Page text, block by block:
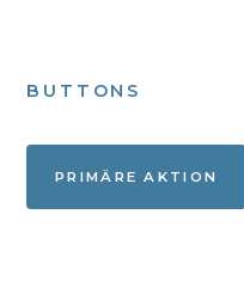
BUTTONS
PRIMÄRE AKTION